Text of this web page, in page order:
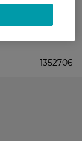
1352706